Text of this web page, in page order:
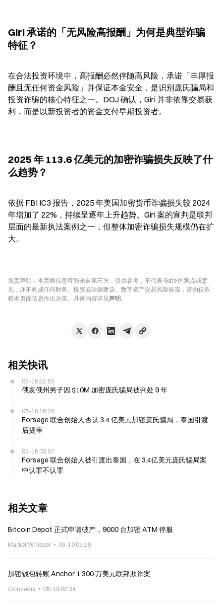
Giri 承诺的「无风险高报酬」为何是典型诈骗
特征？
在合法投资环境中，高报酬必然伴随高风险，承诺「丰厚报
酬且无任何资金风险」并保证本金安全，是识别庞氏骗局和
投资诈骗的核心特征之一。DOJ 确认，Giri 并非依靠交易获
利，而是以新投资者的资金支付早期投资者。
2025 年 113.6 亿美元的加密诈骗损失反映了什
么趋势？
依据 FBI IC3 报告，2025 年美国加密货币诈骗损失较 2024
年增加了 22%，持续呈逐年上升趋势。Giri 案的宣判是联邦
层面的最新执法案例之一，但整体加密诈骗损失规模仍在扩
大。
免责声明：本页面信息可能来自第三方，仅供参考，不代表 Gate 的观点或意
见，亦不构成任何财务、投资或法律建议。数字资产交易风险较高，请勿仅依
赖本页面信息作出决策。具体内容详见声明 。
相关快讯
05-18 22:55
俄亥俄州男子因 $10M 加密庞氏骗局被判处 9 年
05-18 16:28
Forsage 联合创始人否认 3.4 亿美元加密庞氏骗局，泰国引渡
后提审
05-18 03:07
Forsage 联合创始人被引渡出泰国，在 3.4亿美元庞氏骗局案
中认罪不认罪
相关文章
Bitcoin Depot 正式申请破产，9000 台加密 ATM 停服
Market Whisper 05-19 05:29
加密钱包转账 Anchor 1,300 万美元联邦欺诈案
Coinpedia 05-19 02:34